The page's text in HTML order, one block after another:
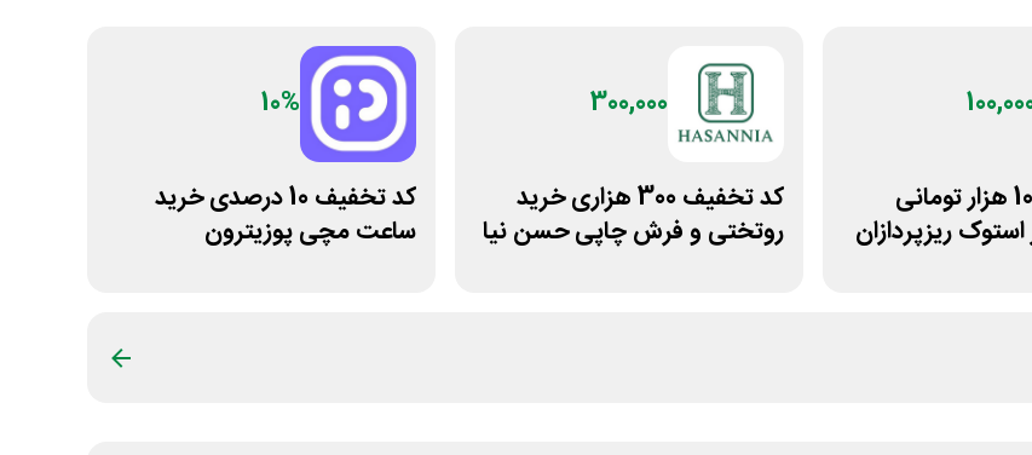
کد تخفیف 100 هزار تومانی
ریزپردازان
300,000
کد تخفیف 300 هزاری خرید
روتختی و فرش چاپی حسن نیا
10%
کد تخفیف 10 درصدی خرید
ساعت مچی پوزیترون